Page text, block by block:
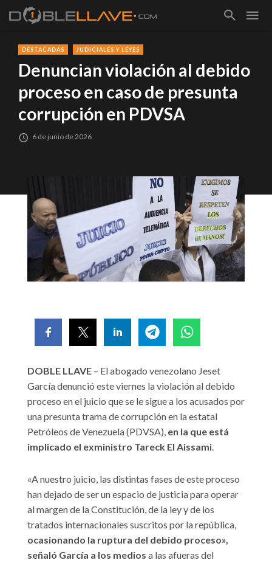
DESTACADAS JUDICIALES Y LEYES
Denuncian violación al debido
proceso en caso de presunta
corrupción en PDVSA
6 de junio de 2026
DOBLE LLAVE – El abogado venezolano Jeset
García denunció este viernes la violación al debido
proceso en el juicio que se le sigue a los acusados por
una presunta trama de corrupción en la estatal
Petróleos de Venezuela (PDVSA), en la que está
implicado el exministro Tareck El Aissami.
«A nuestro juicio, las distintas fases de este proceso
han dejado de ser un espacio de justicia para operar
al margen de la Constitución, de la ley y de los
tratados internacionales suscritos por la república,
ocasionando la ruptura del debido proceso»,
señaló García a los medios a las afueras del